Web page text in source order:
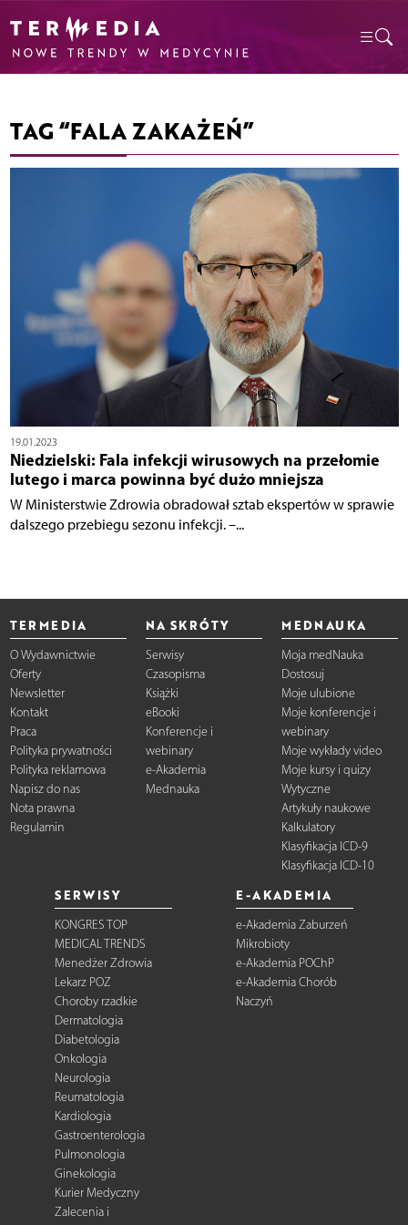
TAG “FALA ZAKAŻEŃ”
19.01.2023
Niedzielski: Fala infekcji wirusowych na przełomie
lutego i marca powinna być dużo mniejsza
W Ministerstwie Zdrowia obradował sztab ekspertów w sprawie
dalszego przebiegu sezonu infekcji. –...
TERMEDIA
O Wydawnictwie
Oferty
Newsletter
Kontakt
Praca
Polityka prywatności
Polityka reklamowa
Napisz do nas
Nota prawna
Regulamin
NA SKRÓTY
Serwisy
Czasopisma
Książki
eBooki
Konferencje i
webinary
e-Akademia
Mednauka
MEDNAUKA
Moja medNauka
Dostosuj
Moje ulubione
Moje konferencje i
webinary
Moje wykłady video
Moje kursy i quizy
Wytyczne
Artykuły naukowe
Kalkulatory
Klasyfikacja ICD-9
Klasyfikacja ICD-10
SERWISY
KONGRES TOP
MEDICAL TRENDS
Menedżer Zdrowia
Lekarz POZ
Choroby rzadkie
Dermatologia
Diabetologia
Onkologia
Neurologia
Reumatologia
Kardiologia
Gastroenterologia
Pulmonologia
Ginekologia
Kurier Medyczny
Zalecenia i
E-AKADEMIA
e-Akademia Zaburzeń
Mikrobioty
e-Akademia POChP
e-Akademia Chorób
Naczyń